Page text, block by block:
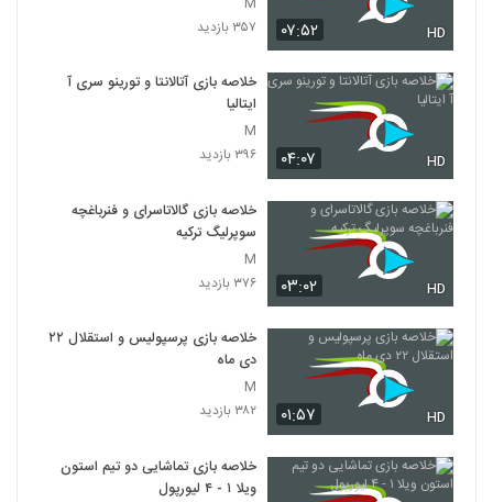
۰۷:۵۲ HD
۳۵۷ بازدید
۰۴:۰۷ HD
خلاصه بازی آتالانتا و تورینو سری آ
ایتالیا
M
۳۹۶ بازدید
۰۳:۰۲ HD
خلاصه بازی گالاتاسرای و فنرباغچه
سوپرلیگ ترکیه
M
۳۷۶ بازدید
۰۱:۵۷ HD
خلاصه بازی پرسپولیس و استقلال ۲۲
دی ماه
M
۳۸۲ بازدید
خلاصه بازی تماشایی دو تیم استون
ویلا ۱ - ۴ لیورپول